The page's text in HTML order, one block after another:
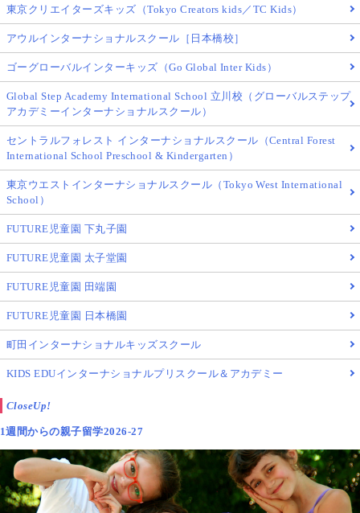
東京クリエイターズキッズ（Tokyo Creators kids／TC Kids）
アウルインターナショナルスクール［日本橋校］
ゴーグローバルインターキッズ（Go Global Inter Kids）
Global Step Academy International School 立川校（グローバルステップ
アカデミーインターナショナルスクール）
セントラルフォレスト インターナショナルスクール（Central Forest
International School Preschool & Kindergarten）
東京ウエストインターナショナルスクール（Tokyo West International
School）
FUTURE児童園 下丸子園
FUTURE児童園 太子堂園
FUTURE児童園 田端園
FUTURE児童園 日本橋園
町田インターナショナルキッズスクール
KIDS EDUインターナショナルプリスクール＆アカデミー
CloseUp!
1週間からの親子留学2026-27